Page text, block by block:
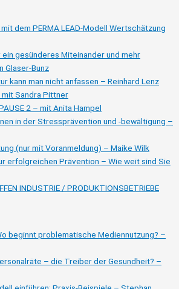
dem PERMA LEAD-Modell Wertschätzung
gesünderes Miteinander und mehr
Glaser-Bunz
kann man nicht anfassen – Reinhard Lenz
mit Sandra Pittner
2 – mit Anita Hampel
in der Stressprävention und -bewältigung –
(nur mit Voranmeldung) – Maike Wilk
erfolgreichen Prävention – Wie weit sind Sie
INDUSTRIE / PRODUKTIONSBETRIEBE
beginnt problematische Mediennutzung? –
– die Treiber der Gesundheit? –